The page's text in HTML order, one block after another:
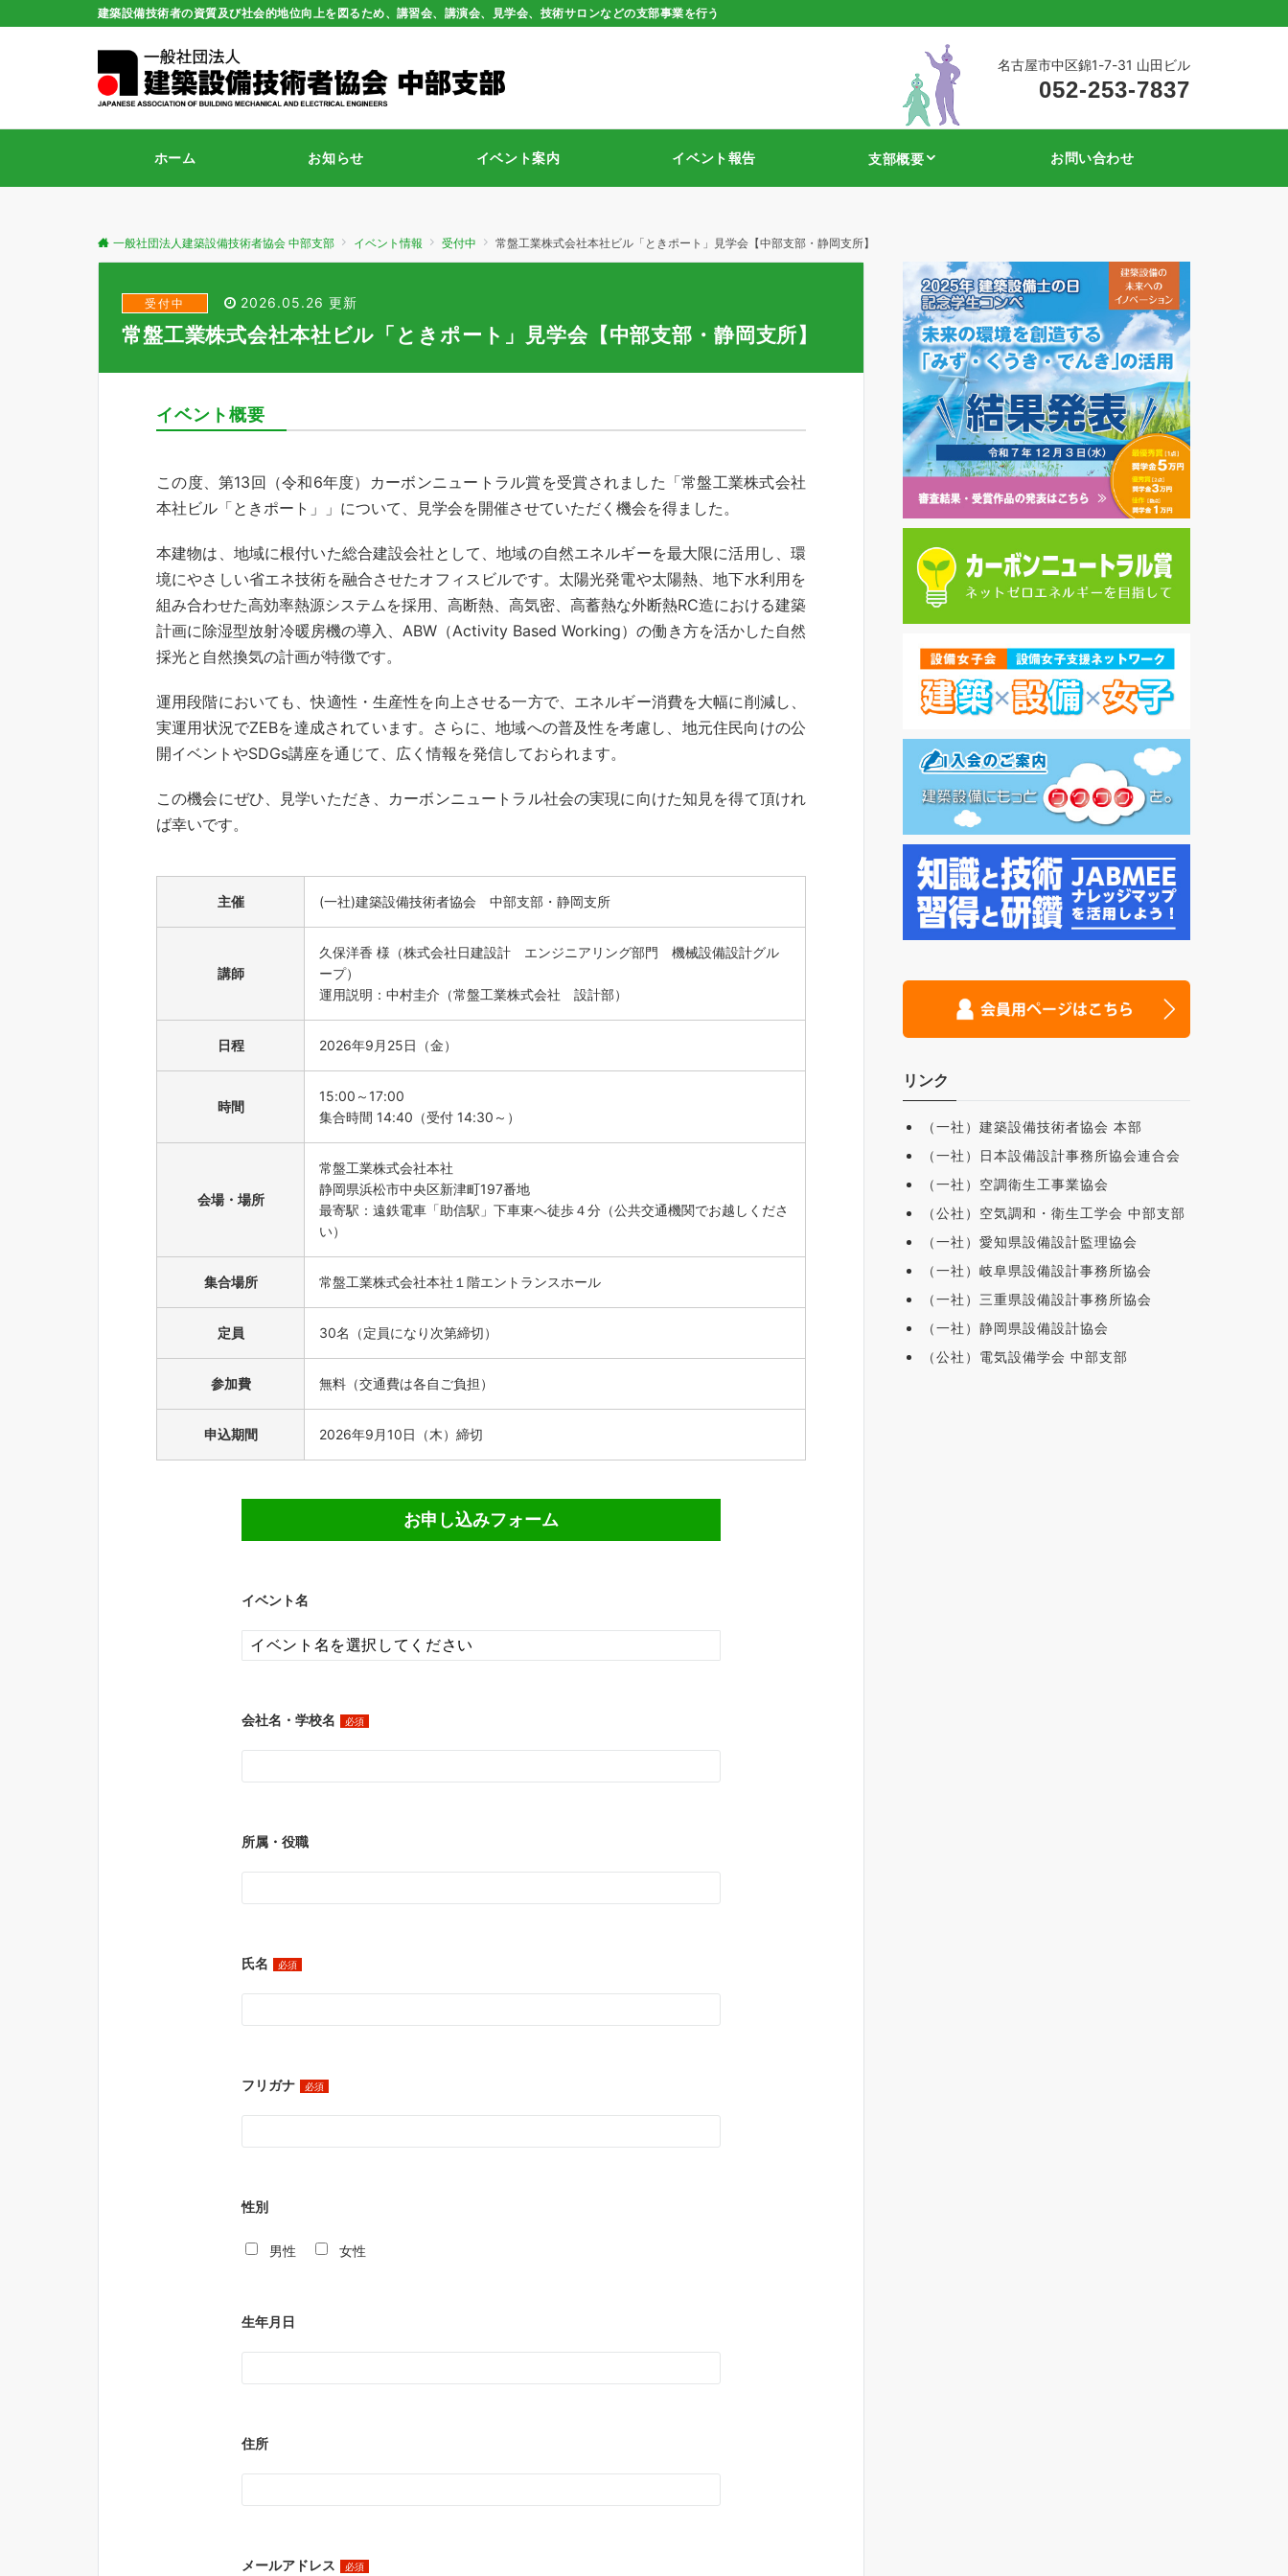
建築設備技術者の資質及び社会的地位向上を図るため、講習会、講演会、見学会、技術サロンなどの支部事業を行う
名古屋市中区錦1-7-31 山田ビル
052-253-7837
ホーム お知らせ イベント案内 イベント報告 支部概要 お問い合わせ
一般社団法人建築設備技術者協会 中部支部 イベント情報 受付中 常盤工業株式会社本社ビル「ときポート」見学会【中部支部・静岡支所】
受付中 2026.05.26 更新
常盤工業株式会社本社ビル「ときポート」見学会【中部支部・静岡支所】
イベント概要
この度、第13回（令和6年度）カーボンニュートラル賞を受賞されました「常盤工業株式会社
本社ビル「ときポート」」について、見学会を開催させていただく機会を得ました。
本建物は、地域に根付いた総合建設会社として、地域の自然エネルギーを最大限に活用し、環
境にやさしい省エネ技術を融合させたオフィスビルです。太陽光発電や太陽熱、地下水利用を
組み合わせた高効率熱源システムを採用、高断熱、高気密、高蓄熱な外断熱RC造における建築
計画に除湿型放射冷暖房機の導入、ABW（Activity Based Working）の働き方を活かした自然
採光と自然換気の計画が特徴です。
運用段階においても、快適性・生産性を向上させる一方で、エネルギー消費を大幅に削減し、
実運用状況でZEBを達成されています。さらに、地域への普及性を考慮し、地元住民向けの公
開イベントやSDGs講座を通じて、広く情報を発信しておられます。
この機会にぜひ、見学いただき、カーボンニュートラル社会の実現に向けた知見を得て頂けれ
ば幸いです。
主催 (一社)建築設備技術者協会 中部支部・静岡支所
講師
久保洋香 様（株式会社日建設計 エンジニアリング部門 機械設備設計グル
ープ）
運用説明：中村圭介（常盤工業株式会社 設計部）
日程 2026年9月25日（金）
時間
15:00～17:00
集合時間 14:40（受付 14:30～）
会場・場所
常盤工業株式会社本社
静岡県浜松市中央区新津町197番地
最寄駅：遠鉄電車「助信駅」下車東へ徒歩４分（公共交通機関でお越しくださ
い）
集合場所 常盤工業株式会社本社１階エントランスホール
定員 30名（定員になり次第締切）
参加費 無料（交通費は各自ご負担）
申込期間 2026年9月10日（木）締切
お申し込みフォーム
イベント名
会社名・学校名 必須
所属・役職
氏名 必須
フリガナ 必須
性別
男性 女性
生年月日
住所
メールアドレス 必須
リンク
（一社）建築設備技術者協会 本部
（一社）日本設備設計事務所協会連合会
（一社）空調衛生工事業協会
（公社）空気調和・衛生工学会 中部支部
（一社）愛知県設備設計監理協会
（一社）岐阜県設備設計事務所協会
（一社）三重県設備設計事務所協会
（一社）静岡県設備設計協会
（公社）電気設備学会 中部支部